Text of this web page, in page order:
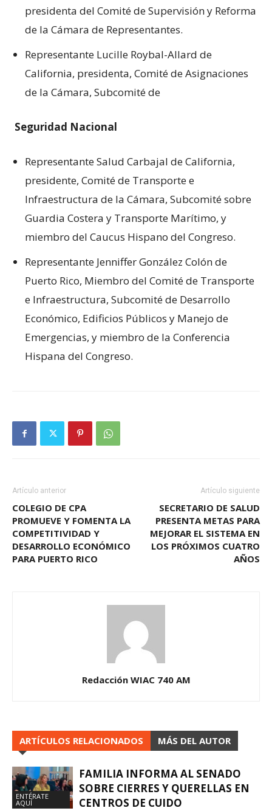
presidenta del Comité de Supervisión y Reforma
de la Cámara de Representantes.
Representante Lucille Roybal-Allard de
California, presidenta, Comité de Asignaciones
de la Cámara, Subcomité de
Seguridad Nacional
Representante Salud Carbajal de California,
presidente, Comité de Transporte e
Infraestructura de la Cámara, Subcomité sobre
Guardia Costera y Transporte Marítimo, y
miembro del Caucus Hispano del Congreso.
Representante Jenniffer González Colón de
Puerto Rico, Miembro del Comité de Transporte
e Infraestructura, Subcomité de Desarrollo
Económico, Edificios Públicos y Manejo de
Emergencias, y miembro de la Conferencia
Hispana del Congreso.
Artículo anterior
COLEGIO DE CPA
PROMUEVE Y FOMENTA LA
COMPETITIVIDAD Y
DESARROLLO ECONÓMICO
PARA PUERTO RICO
Artículo siguiente
SECRETARIO DE SALUD
PRESENTA METAS PARA
MEJORAR EL SISTEMA EN
LOS PRÓXIMOS CUATRO
AÑOS
Redacción WIAC 740 AM
ARTÍCULOS RELACIONADOS MÁS DEL AUTOR
ENTÉRATE
AQUÍ
FAMILIA INFORMA AL SENADO
SOBRE CIERRES Y QUERELLAS EN
CENTROS DE CUIDO